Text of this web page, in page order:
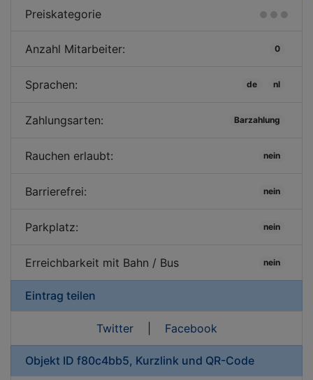
Preiskategorie
Anzahl Mitarbeiter: 0
Sprachen: de nl
Zahlungsarten: Barzahlung
Rauchen erlaubt: nein
Barrierefrei: nein
Parkplatz: nein
Erreichbarkeit mit Bahn / Bus nein
Eintrag teilen
Twitter| Facebook
Objekt ID f80c4bb5, Kurzlink und QR-Code